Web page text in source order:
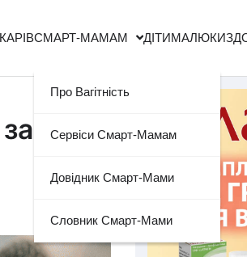
СМАРТ-МАМАМ
Про Вагітність
Сервіси Смарт-Мамам
Довідник Смарт-Мами
Словник Смарт-Мами
ДІТИМАЛЮКИ